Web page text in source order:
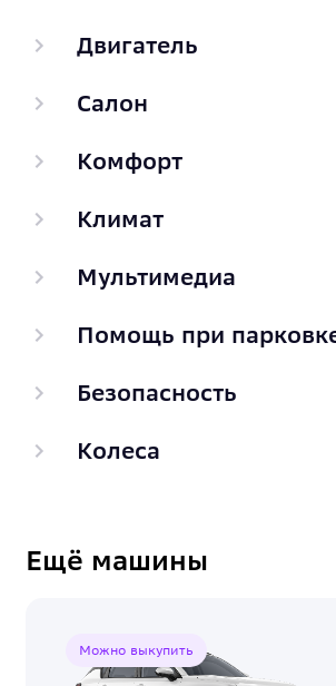
Двигатель
Салон
Комфорт
Климат
Мультимедиа
Помощь при
Безопасность
Колеса
Ещё машины
Можно выкупить